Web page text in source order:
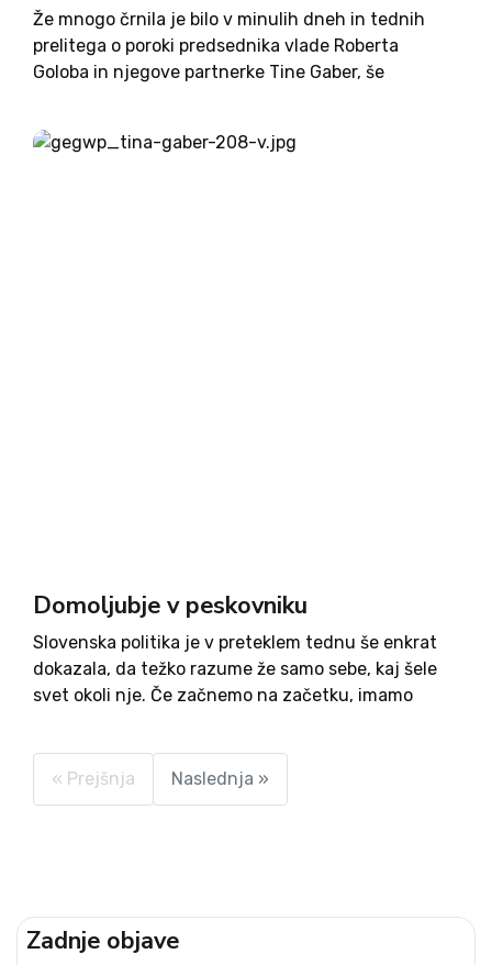
Že mnogo črnila je bilo v minulih dneh in tednih
prelitega o poroki predsednika vlade Roberta
Goloba in njegove partnerke Tine Gaber, še
Razpravo o povodih za ta korak prepuščamo
vsakemu posamezniku....
Domoljubje v peskovniku
Slovenska politika je v preteklem tednu še enkrat
dokazala, da težko razume že samo sebe, kaj šele
svet okoli nje. Če začnemo na začetku, imamo
v vlogi polnopravne članice koalicije, participira
na...« Prejšnja Naslednja »
Zadnje objave